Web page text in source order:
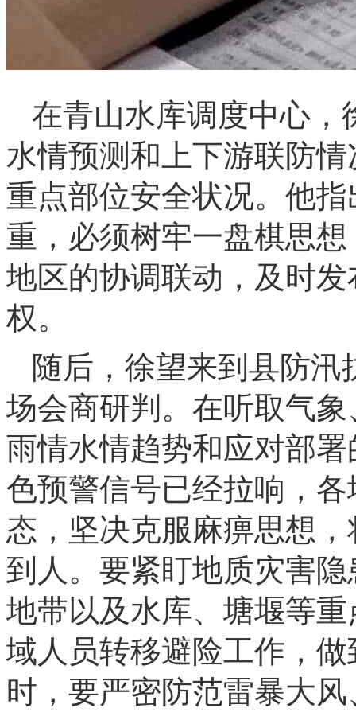
在青山水库调度中心，
水情预测和上下游联防
重点部位安全状况。他
重，必须树牢一盘棋思
地区的协调联动，及时
权。
随后，徐望来到县防
场会商研判。在听取气
雨情水情趋势和应对部
色预警信号已经拉响，
态，坚决克服麻痹思想
到人。要紧盯地质灾害
地带以及水库、塘堰等
域人员转移避险工作，
时，要严密防范雷暴大